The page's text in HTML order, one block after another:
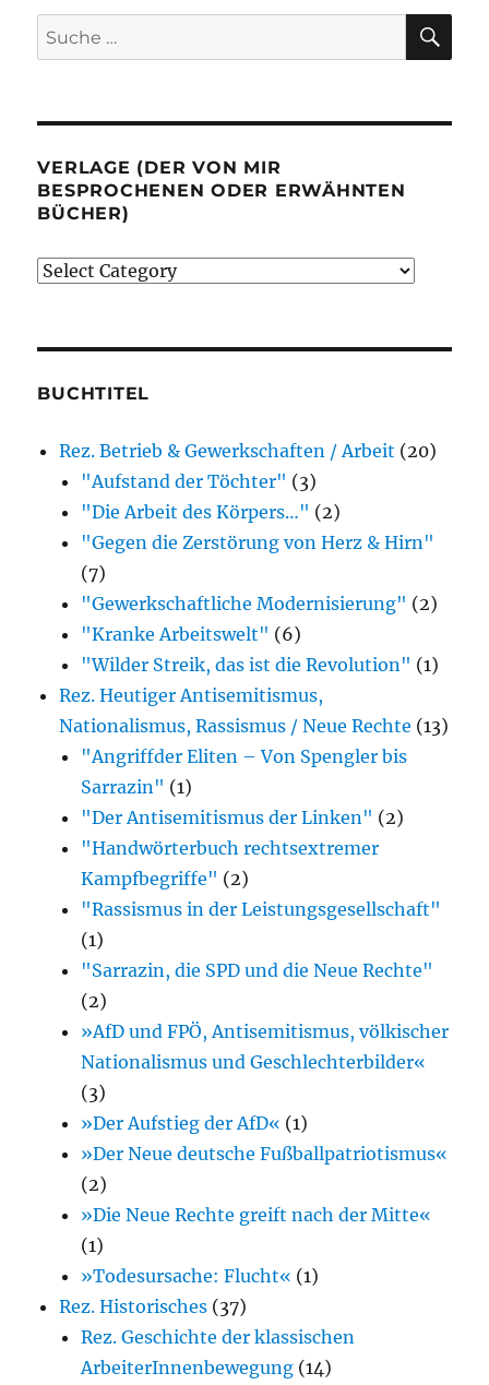
Suche
nach:
VERLAGE (DER VON MIR
BESPROCHENEN ODER ERWÄHNTEN
BÜCHER)
Verlage
besprochenen
erwähnten
Bücher)
BUCHTITEL
Rez. Betrieb & Gewerkschaften / Arbeit (20)
"Aufstand der Töchter" (3)
"Die Arbeit des Körpers…" (2)
"Gegen die Zerstörung von Herz & Hirn"
(7)
"Gewerkschaftliche Modernisierung" (2)
"Kranke Arbeitswelt" (6)
"Wilder Streik, das ist die Revolution" (1)
Rez. Heutiger Antisemitismus,
Nationalismus, Rassismus / Neue Rechte (13)
"Angriffder Eliten – Von Spengler bis
Sarrazin" (1)
"Der Antisemitismus der Linken" (2)
"Handwörterbuch rechtsextremer
Kampfbegriffe" (2)
"Rassismus in der Leistungsgesellschaft"
(1)
"Sarrazin, die SPD und die Neue Rechte"
(2)
»AfD und FPÖ, Antisemitismus, völkischer
Nationalismus und Geschlechterbilder«
(3)
»Der Aufstieg der AfD« (1)
»Der Neue deutsche Fußballpatriotismus«
(2)
»Die Neue Rechte greift nach der Mitte«
(1)
»Todesursache: Flucht« (1)
Rez. Historisches (37)
Rez. Geschichte der klassischen
ArbeiterInnenbewegung (14)